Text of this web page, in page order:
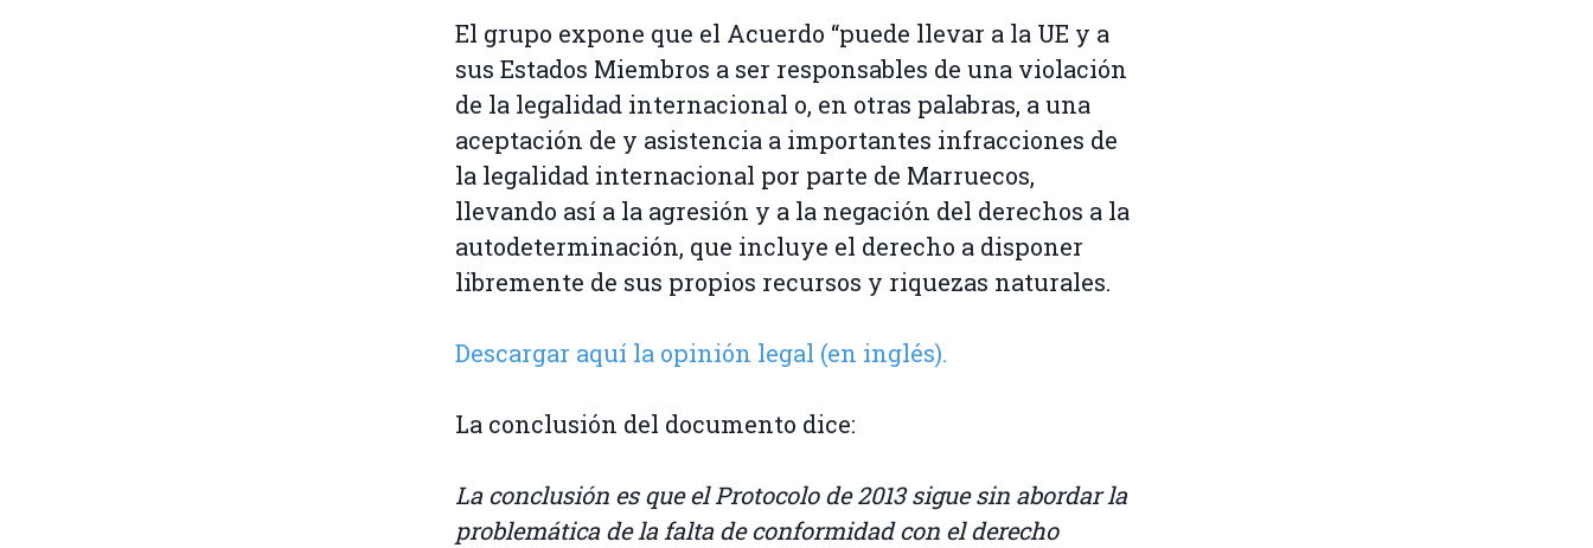
El grupo expone que el Acuerdo “puede llevar a la UE y a
sus Estados Miembros a ser responsables de una violación
de la legalidad internacional o, en otras palabras, a una
aceptación de y asistencia a importantes infracciones de
la legalidad internacional por parte de Marruecos,
llevando así a la agresión y a la negación del derechos a la
autodeterminación, que incluye el derecho a disponer
libremente de sus propios recursos y riquezas naturales.
Descargar aquí la opinión legal (en inglés).
La conclusión del documento dice:
La conclusión es que el Protocolo de 2013 sigue sin abordar la
problemática de la falta de conformidad con el derecho